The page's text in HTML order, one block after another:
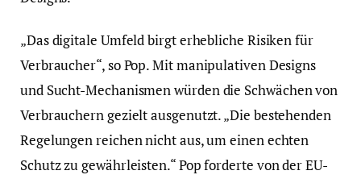
„Das digitale Umfeld birgt erhebliche Risiken für
Verbraucher“, so Pop. Mit manipulativen Designs
und Sucht-Mechanismen würden die Schwächen von
Verbrauchern gezielt ausgenutzt. „Die bestehenden
Regelungen reichen nicht aus, um einen echten
Schutz zu gewährleisten.“ Pop forderte von der EU-